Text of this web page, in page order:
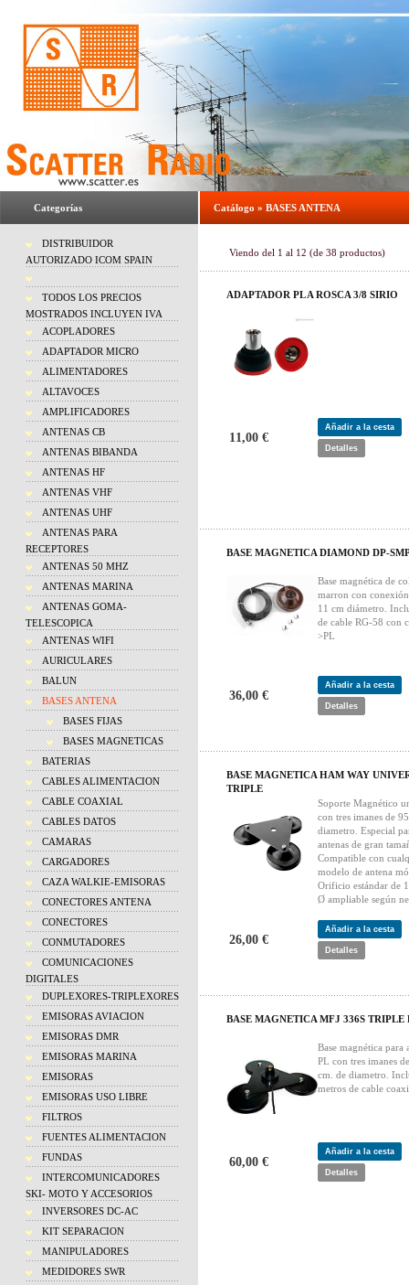
Categorías
DISTRIBUIDOR
AUTORIZADO ICOM SPAIN
TODOS LOS PRECIOS
MOSTRADOS INCLUYEN IVA
ACOPLADORES
ADAPTADOR MICRO
ALIMENTADORES
ALTAVOCES
AMPLIFICADORES
ANTENAS CB
ANTENAS BIBANDA
ANTENAS HF
ANTENAS VHF
ANTENAS UHF
ANTENAS PARA
RECEPTORES
ANTENAS 50 MHZ
ANTENAS MARINA
ANTENAS GOMA-
TELESCOPICA
ANTENAS WIFI
AURICULARES
BALUN
BASES ANTENA
BASES FIJAS
BASES MAGNETICAS
BATERIAS
CABLES ALIMENTACION
CABLE COAXIAL
CABLES DATOS
CAMARAS
CARGADORES
CAZA WALKIE-EMISORAS
CONECTORES ANTENA
CONECTORES
CONMUTADORES
COMUNICACIONES
DIGITALES
DUPLEXORES-TRIPLEXORES
EMISORAS AVIACION
EMISORAS DMR
EMISORAS MARINA
EMISORAS
EMISORAS USO LIBRE
FILTROS
FUENTES ALIMENTACION
FUNDAS
INTERCOMUNICADORES
SKI- MOTO Y ACCESORIOS
INVERSORES DC-AC
KIT SEPARACION
MANIPULADORES
MEDIDORES SWR
Catálogo » BASES ANTENA
Viendo del 1 al 12 (de 38 productos)
ADAPTADOR PL A ROSCA 3/8 SIRIO
11,00 €
Añadir a la cesta
Detalles
BASE MAGNETICA DIAMOND DP-
Base magnética de
marron con
11 cm diámetro.
de cable RG-58 con
>PL
36,00 €
Añadir a la cesta
Detalles
BASE MAGNETICA HAM WAY
TRIPLE
Soporte Magnético
con tres imanes de
diametro. Especial
antenas de gran
Compatible con
modelo de antena
Orificio estándar de
Ø ampliable según
26,00 €
Añadir a la cesta
Detalles
BASE MAGNETICA MFJ 336S TRIPLE
Base magnética para
PL con tres imanes
cm. de diametro.
metros de cable
60,00 €
Añadir a la cesta
Detalles